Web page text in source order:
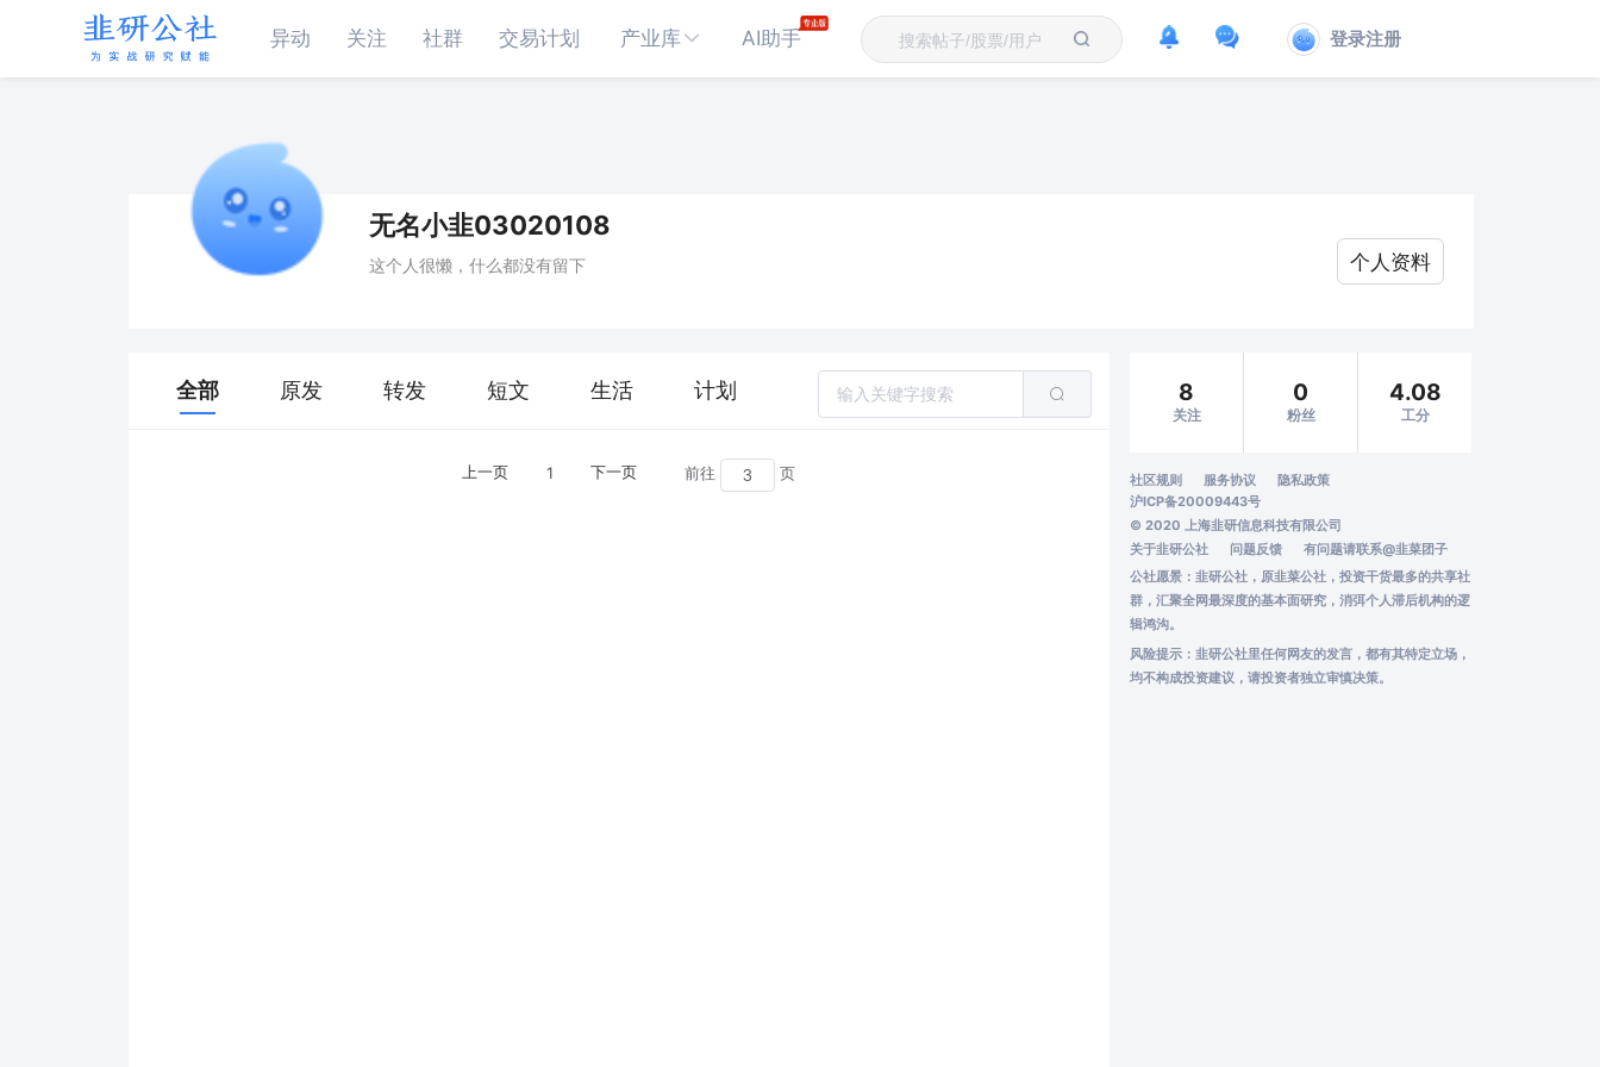
异动 关注 社群 交易计划 产业库 AI助手 登录注册
无名小韭03020108
这个人很懒，什么都没有留下 个人资料
全部 原发 转发 短文 生活 计划
上一页 1 下一页 前往 页
8
关注
0
粉丝
4.08
工分
社区规则 服务协议
隐私政策
沪ICP备20009443号
© 2020 上海韭研信息科技有限公司
关于韭研公社
问题反馈 有问题请联系@韭菜团子
公社愿景：韭研公社，原韭菜公社，投资干货最多的共享社
群，汇聚全网最深度的基本面研究，消弭个人滞后机构的逻
辑鸿沟。
风险提示：韭研公社里任何网友的发言，都有其特定立场，
均不构成投资建议，请投资者独立审慎决策。